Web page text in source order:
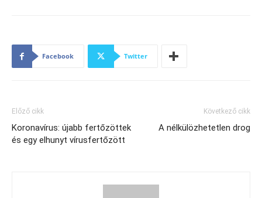
Facebook Twitter
Előző cikk
Koronavírus: újabb fertőzöttek
és egy elhunyt vírusfertőzött
Következő cikk
A nélkülözhetetlen drog